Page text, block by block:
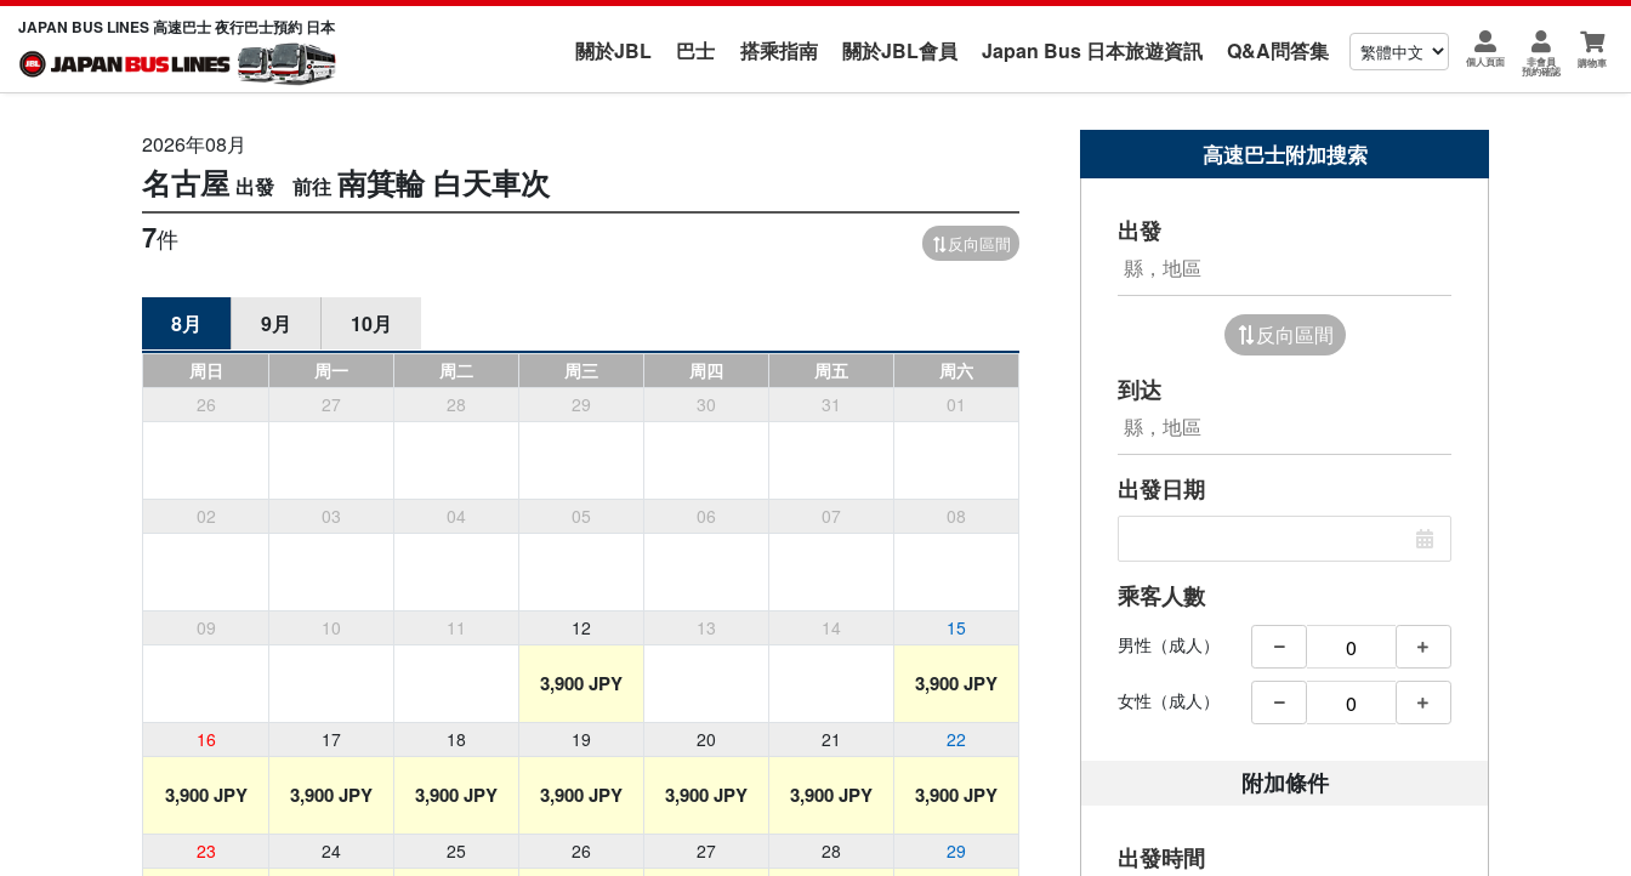
JAPAN BUS LINES 高速巴士 夜行巴士預約 日本
關於JBL 巴士 搭乘指南 關於JBL會員 Japan Bus 日本旅遊資訊 Q&A問答集 個人頁面 非會員
預約確認
購物車
2026年08月
名古屋 南箕輪 白天車次
7件 反向區間
8月 9月 10月
周日 周一 周二 周三 周四 周五
周六
26
27 28 29 30 31 01
02 03 04 05 06 07 08
09 10 11 12 13 14 15
3,900 JPY 3,900 JPY
16 17 18 19 20 21 22
3,900 JPY 3,900 JPY 3,900 JPY 3,900 JPY 3,900 JPY 3,900 JPY 3,900 JPY
23 24 25 26 27 28 29
高速巴士附加搜索
出發
反向區間
到达
出發日期
乘客人數
男性（成人）
女性（成人）
附加條件
出發時間